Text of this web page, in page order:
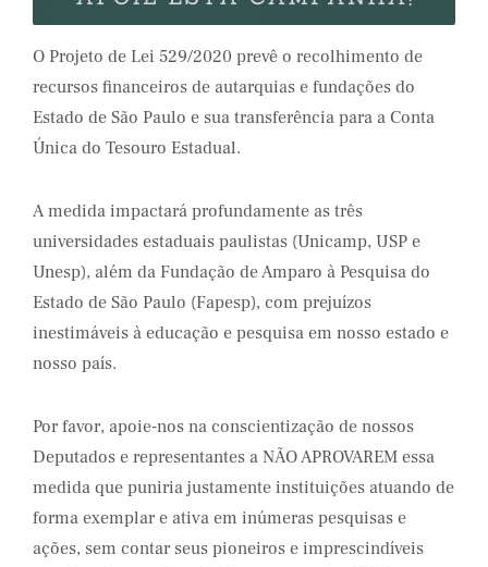
O Projeto de Lei 529/2020 prevê o recolhimento de
recursos financeiros de autarquias e fundações do
Estado de São Paulo e sua transferência para a Conta
Única do Tesouro Estadual.
A medida impactará profundamente as três
universidades estaduais paulistas (Unicamp, USP e
Unesp), além da Fundação de Amparo à Pesquisa do
Estado de São Paulo (Fapesp), com prejuízos
inestimáveis à educação e pesquisa em nosso estado e
nosso país.
Por favor, apoie-nos na conscientização de nossos
Deputados e representantes a NÃO APROVAREM essa
medida que puniria justamente instituições atuando de
forma exemplar e ativa em inúmeras pesquisas e
ações, sem contar seus pioneiros e imprescindíveis